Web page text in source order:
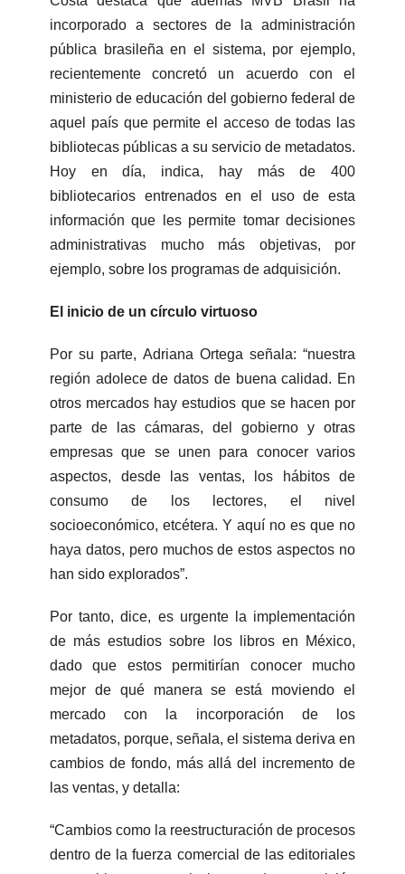
incorporado a sectores de la administración
pública brasileña en el sistema, por ejemplo,
recientemente concretó un acuerdo con el
ministerio de educación del gobierno federal de
aquel país que permite el acceso de todas las
bibliotecas públicas a su servicio de metadatos.
Hoy en día, indica, hay más de 400
bibliotecarios entrenados en el uso de esta
información que les permite tomar decisiones
administrativas mucho más objetivas, por
ejemplo, sobre los programas de adquisición.
El inicio de un círculo virtuoso
Por su parte, Adriana Ortega señala: “nuestra
región adolece de datos de buena calidad. En
otros mercados hay estudios que se hacen por
parte de las cámaras, del gobierno y otras
empresas que se unen para conocer varios
aspectos, desde las ventas, los hábitos de
consumo de los lectores, el nivel
socioeconómico, etcétera. Y aquí no es que no
haya datos, pero muchos de estos aspectos no
han sido explorados”.
Por tanto, dice, es urgente la implementación
de más estudios sobre los libros en México,
dado que estos permitirían conocer mucho
mejor de qué manera se está moviendo el
mercado con la incorporación de los
metadatos, porque, señala, el sistema deriva en
cambios de fondo, más allá del incremento de
las ventas, y detalla:
“Cambios como la reestructuración de procesos
dentro de la fuerza comercial de las editoriales